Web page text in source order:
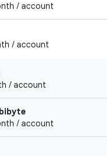
/ account
/ account
/ account
/ account